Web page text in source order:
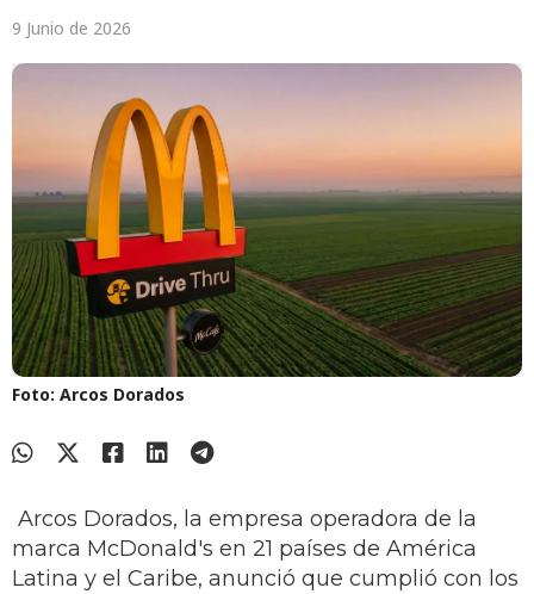
9 Junio de 2026
Foto: Arcos Dorados
Arcos Dorados, la empresa operadora de la
marca McDonald's en 21 países de América
Latina y el Caribe, anunció que cumplió con los